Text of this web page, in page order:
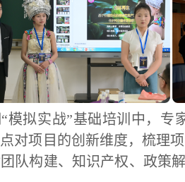
模拟实战”基础培训中，专
对项目的创新维度，梳理
队构建、知识产权、政策